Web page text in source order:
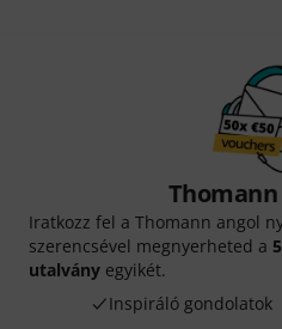
Iratkozz fel a Thomann angol
szerencsével megnyerheted a
utalvány egyikét.
Inspiráló gondolatok